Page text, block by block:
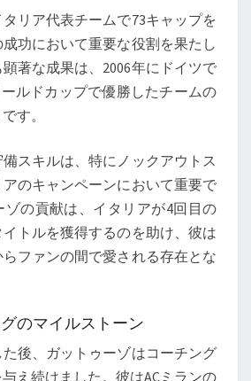
リア代表チームで73キャップを
功において重要な役割を果たし
著な成果は、2006年にドイツで
ルドカップで優勝したチームの
す。
スキルは、特にノックアウトス
のキャンペーンにおいて重要で
ゾの貢献は、イタリアが4回目の
トルを獲得するのを助け、彼は
ファンの間で愛される存在とな
のマイルストーン
後、ガットゥーゾはコーチング
え続けました。彼はACミランの